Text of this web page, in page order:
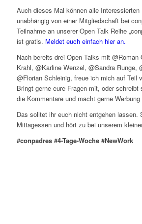
Auch dieses Mal können alle Interessierten
unabhängig von einer Mitgliedschaft bei
Teilnahme an unserer Open Talk Reihe
ist gratis. Meldet euch einfach hier an.
Nach bereits drei Open Talks mit @Roman
Krahl, @Karline Wenzel, @Sandra Runge,
@Florian Schleinig, freue ich mich auf Teil
Bringt gerne eure Fragen mit, oder
die Kommentare und macht gerne
Das solltet ihr euch nicht entgehen lassen.
Mittagessen und hört zu bei unserem
#conpadres #4-Tage-Woche #NewWork